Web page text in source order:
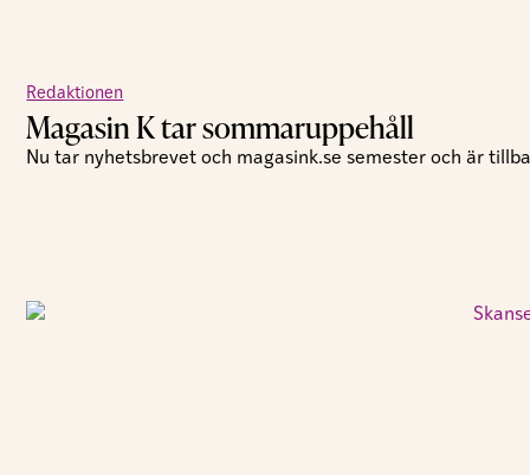
Redaktionen
Magasin K tar sommaruppehåll
Nu tar nyhetsbrevet och magasink.se semester och är